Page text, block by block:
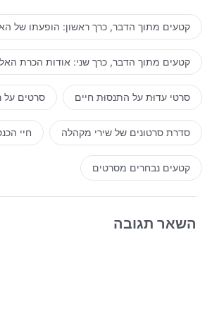
קטעים מתוך הדבר, כרך ראשון: הופעתו של
קטעים מתוך הדבר, כרך שני: אודות הכרת האל
סרטי עדוּת על התנסוּת חיים סרטים על
סדרת סרטונים של שירי מקהלה חיי
קטעים נבחרים מסרטים
השאר תגובה